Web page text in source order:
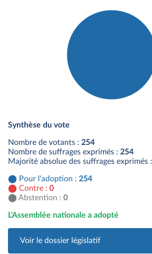
Synthèse du vote
Nombre de votants : 254
Nombre de suffrages exprimés : 254
Majorité absolue des suffrages exprimés :
Pour l'adoption : 254
Contre : 0
Abstention : 0
L'Assemblée nationale a adopté
Voir le dossier législatif